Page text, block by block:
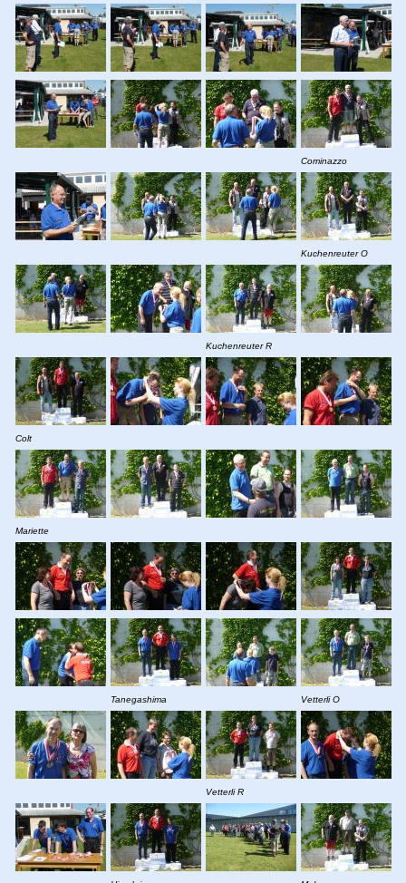
Cominazzo
Kuchenreuter O
Kuchenreuter R
Colt
Mariette
Tanegashima Vetterli O
Vetterli R